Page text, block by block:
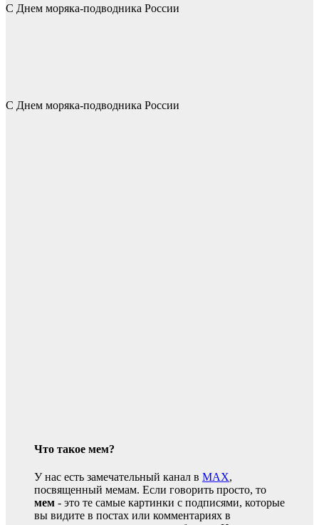
С Днем моряка-подводника России
С Днем моряка-подводника России
Что такое мем?
У нас есть замечательный канал в MAX,
посвященный мемам. Если говорить просто, то
мем - это те самые картинки с подписями, которые
вы видите в постах или комментариях в